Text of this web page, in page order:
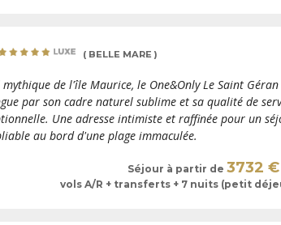
( BELLE MARE )
de l'île Maurice, le One&Only Le Saint Géran
par son cadre naturel sublime et sa qualité de
Une adresse intimiste et raffinée pour un
au bord d'une plage immaculée.
Séjour à partir de3732 €
vols A/R + transferts + 7 nuits (petit